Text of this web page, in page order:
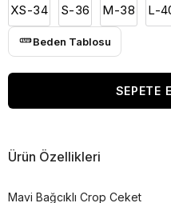
XS-34 S-36 M-38 L-
Beden Tablosu
Ürün Özellikleri
Mavi Bağcıklı Crop Ceket